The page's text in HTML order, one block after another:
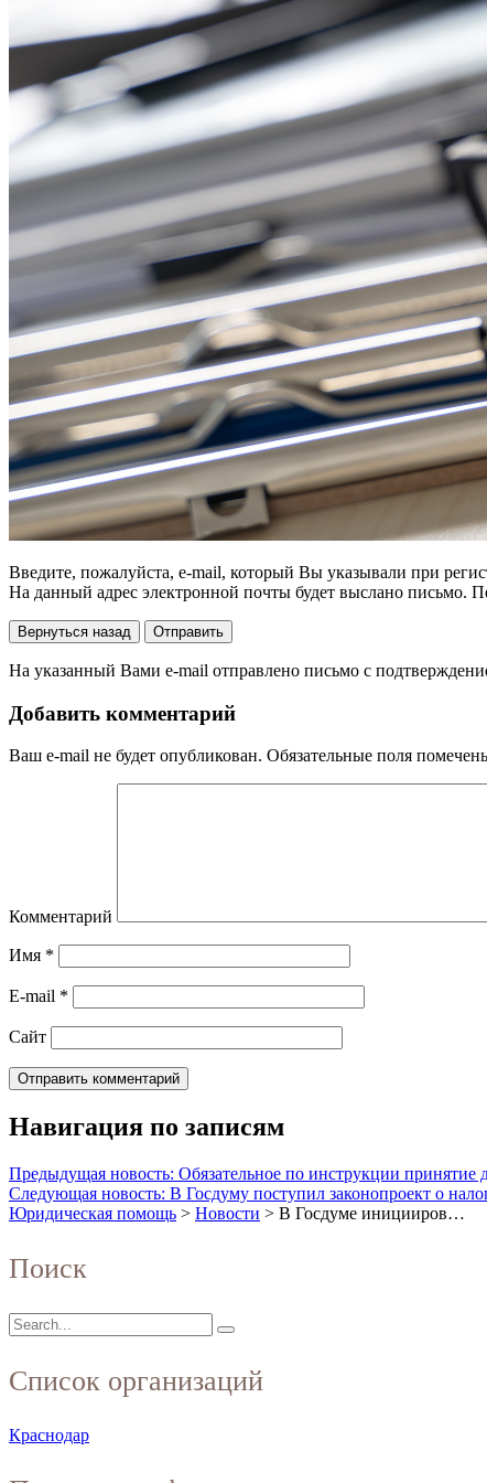
Введите, пожалуйста, e-mail, который Вы указывали при
На данный адрес электронной почты будет выслано письмо.
Вернуться назад Отправить
На указанный Вами e-mail отправлено письмо с
Добавить комментарий
Ваш e-mail не будет опубликован. Обязательные поля
Комментарий
Имя *
E-mail *
Сайт
Навигация по записям
Предыдущая новость: Обязательное по инструкции принятие
Следующая новость: В Госдуму поступил законопроект о
Юридическая помощь > Новости > В Госдуме иницииров…
Поиск
Список организаций
Краснодар